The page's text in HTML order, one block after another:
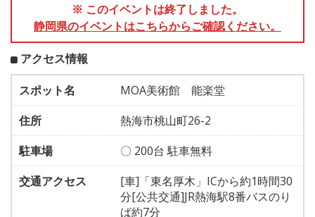
※ このイベントは終了しました。
静岡県のイベントはこちらからご確認ください。
アクセス情報
スポット名
MOA美術館 能楽堂
住所
熱海市桃山町26-2
駐車場
〇 200台 駐車無料
交通アクセス
[車]「東名厚木」ICから約1時間30
分[公共交通]JR熱海駅8番バスのり
ば約7分